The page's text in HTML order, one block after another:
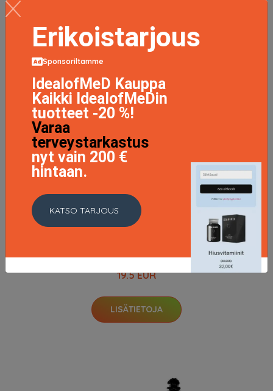
IsaDora Volume Lash Styler, 9 ml IsaDora Ripsiväri
19.5 EUR
LISÄTIETOJA
Erikoistarjous
Sponsoriltamme
IdealofMeD Kauppa
Kaikki IdealofMeDin
tuotteet -20 %!
Varaa
terveystarkastus
nyt vain 200 €
hintaan.
KATSO TARJOUS